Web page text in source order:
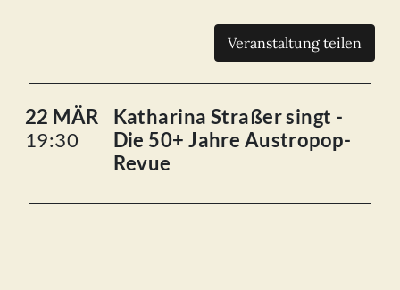
Veranstaltung teilen
22 MÄR
19:30
Katharina Straßer singt -
Die 50+ Jahre Austropop-
Revue